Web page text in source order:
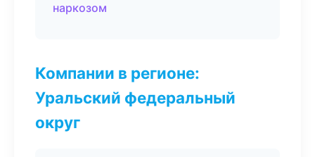
наркозом
Компании в регионе:
Уральский федеральный
округ